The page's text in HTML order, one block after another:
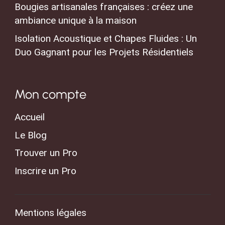
Bougies artisanales françaises : créez une
ambiance unique à la maison
Isolation Acoustique et Chapes Fluides : Un
Duo Gagnant pour les Projets Résidentiels
Mon compte
Accueil
Le Blog
Trouver un Pro
Inscrire un Pro
Mentions légales